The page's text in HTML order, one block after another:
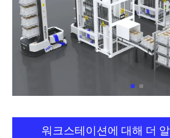
워크스테이션에 대해 더 알